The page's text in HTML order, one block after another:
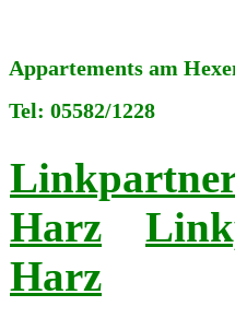
Appartements am
Tel: 05582/
Linkpartner
Harz
Harz